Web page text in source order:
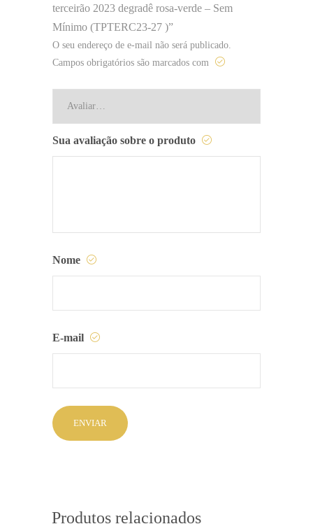
terceirão 2023 degradê rosa-verde – Sem
Mínimo (TPTERC23-27 )”
O seu endereço de e-mail não será publicado.
Campos obrigatórios são marcados com
Sua avaliação sobre o produto
Nome
E-mail
Produtos relacionados